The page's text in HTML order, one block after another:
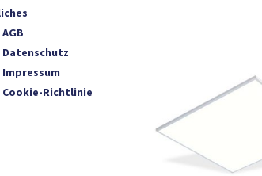
AGB
Datenschutz
Impressum
Cookie-Richtlinie